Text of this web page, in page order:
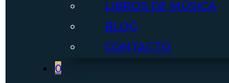
LIBROS DE MÚSICA
BLOG
CONTACTO
0